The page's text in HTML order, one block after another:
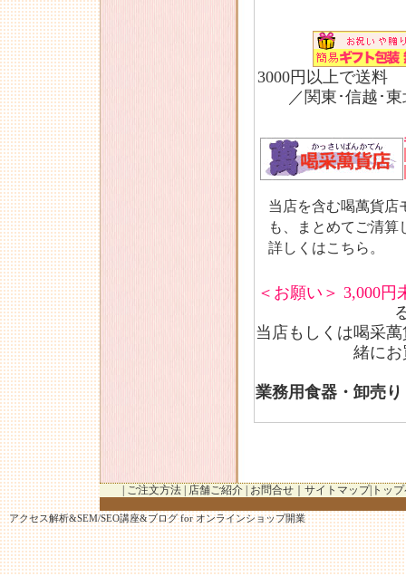
3000円以上で送料
／関東･信越･
当店を含む喝萬貨店
も、まとめてご清算
詳しくはこちら。
＜お願い＞ 3,000円
当店もしくは喝采
緒に
業務用食器・卸売
ご注文方法 店舗ご紹介 お問合せ サイトマップ| トッ
アクセス解析&SEM/SEO講座&ブログforオンラインショップ開業